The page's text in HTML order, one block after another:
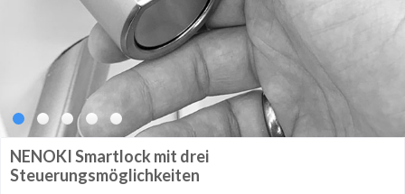
NENOKI Smartlock mit drei
Steuerungsmöglichkeiten